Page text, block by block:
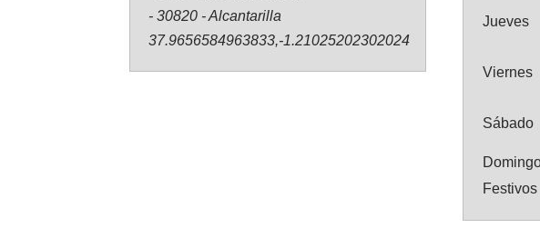
- 30820 - Alcantarilla
37.9656584963833,-1.21025202302024
Jueves
Viernes
Sábado
Festivos